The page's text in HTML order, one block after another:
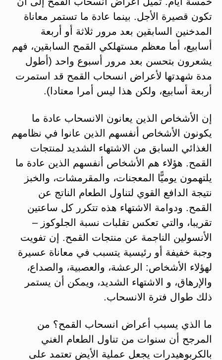
تكون قصيرة الأجل. بينما عادة ما تستمر معاناة
المدخنين السابقين بعد مرور ثلاثة أو أربعة
أسابيع، أما معظم مستهلكي القمح السابقين، فهم
يشعرون بتحسن بعد مرور أسبوع واحد (أطول
مدة شهدتها لأعراض انسحاب القمح قد استمرت
أربعة أسابيع، ولكن هذا ليس أمرا معتادا).
إن الأشخاص الذين يعانون الانسحاب عادة ما
يكونون الأشخاص أنفسهم الذين عانوا في نظامهم
الغذائي السابق من الاشتهاء الشديد لمنتجات
القمح. هؤلاء هم الأشخاص أنفسهم الذين عادة ما
يلتهمون يوميًّا المعجنات، والمقرمشات، والخبز
نتيجة الدافع القوي لتناول الطعام الناتج عن
القمح. ودوامة الاشتهاء هذه تتكرر كل ساعتين
تقريبا، والتي تعكس تقلبات نسبة الجلوكوز –
الأنسولين الناجمة عن منتجات القمح. إن تفويت
وجبة خفيفة أو رئيسية يتسبب في معاناة عسيرة
لهؤلاء الأشخاص: الرعشة، والعصبية، والصداع،
والإرهاق، و الاشتهاء الشديد، ويمكن أن يستمر
ذلك طوال فترة الانسحاب.
ما الذي يسبب أعراض انسحاب القمح؟ من
المرجح أن سنوات من تناول الطعام الغني
بالكربوهيدرات يجعل عملية الأيض تعتمد على